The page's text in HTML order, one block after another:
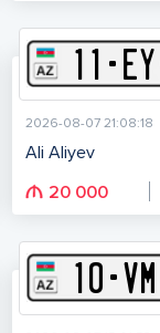
11 -EY
2026-08-07 21:08:18
Ali Aliyev
20 000
10-VM